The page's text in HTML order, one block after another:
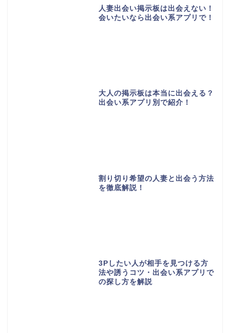
人妻出会い掲示板は出会えない！
会いたいなら出会い系アプリで！
大人の掲示板は本当に出会える？
出会い系アプリ別で紹介！
割り切り希望の人妻と出会う方法
を徹底解説！
3Pしたい人が相手を見つける方
法や誘うコツ・出会い系アプリで
の探し方を解説